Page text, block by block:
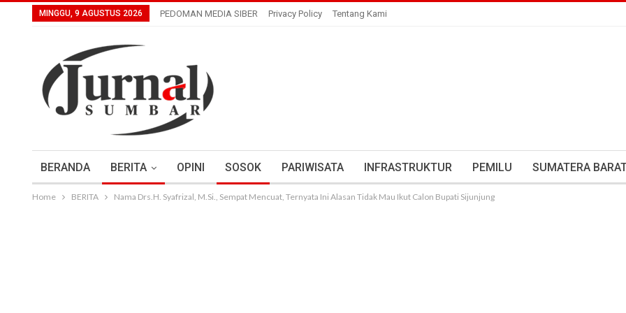
MINGGU, 9 AGUSTUS 2026 PEDOMAN MEDIA SIBER Privacy Policy Tentang Kami
BERANDA BERITA OPINI SOSOK PARIWISATA INFRASTRUKTUR PEMILU SUMATERA
Home BERITA Nama Drs.H. Syafrizal, M.Si., Sempat Mencuat, Ternyata Ini Alasan Tidak Mau Ikut Calon Bupati Sijunjung